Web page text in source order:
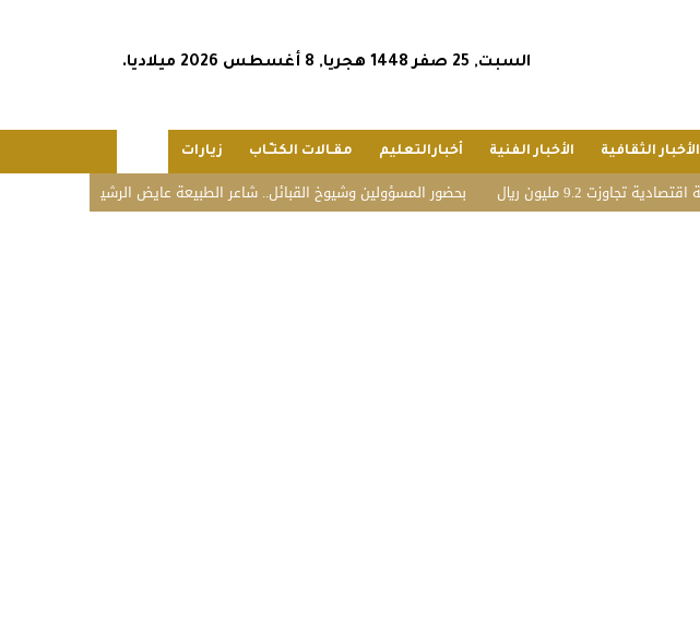
السبت, 25 صفر 1448 هجريا, 8 أغسطس 2026 ميلاديا.
الأخبار الثقافية الأخبار الفنية أخبارالتعليم مقـالات الكتـّـاب زيارات
بحضور المسؤولين وشيوخ القبائل.. شاعر الطبيعة عايض الرشيدي يحتفل بزواج نجله محمد